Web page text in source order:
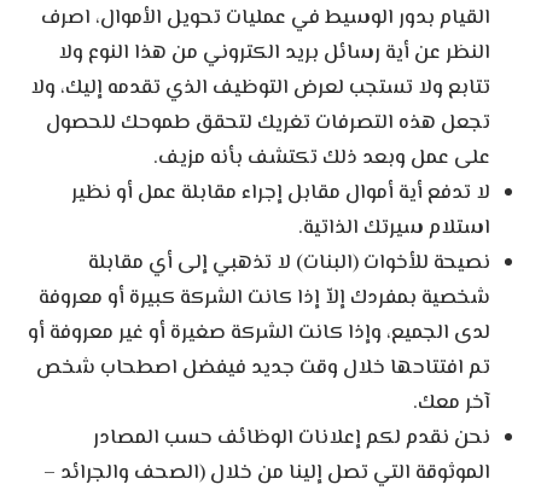
القيام بدور الوسيط في عمليات تحويل الأموال، اصرف
النظر عن أية رسائل بريد الكتروني من هذا النوع ولا
تتابع ولا تستجب لعرض التوظيف الذي تقدمه إليك، ولا
تجعل هذه التصرفات تغريك لتحقق طموحك للحصول
على عمل وبعد ذلك تكتشف بأنه مزيف.
لا تدفع أية أموال مقابل إجراء مقابلة عمل أو نظير
استلام سيرتك الذاتية.
نصيحة للأخوات (البنات) لا تذهبي إلى أي مقابلة
شخصية بمفردك إلاّ إذا كانت الشركة كبيرة أو معروفة
لدى الجميع، وإذا كانت الشركة صغيرة أو غير معروفة أو
تم افتتاحها خلال وقت جديد فيفضل اصطحاب شخص
آخر معك.
نحن نقدم لكم إعلانات الوظائف حسب المصادر
الموثوقة التي تصل إلينا من خلال (الصحف والجرائد –